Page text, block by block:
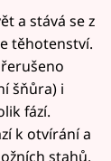
a stává se z
těhotenství.
šňůra) i
fází.
k otvírání a
stahů.